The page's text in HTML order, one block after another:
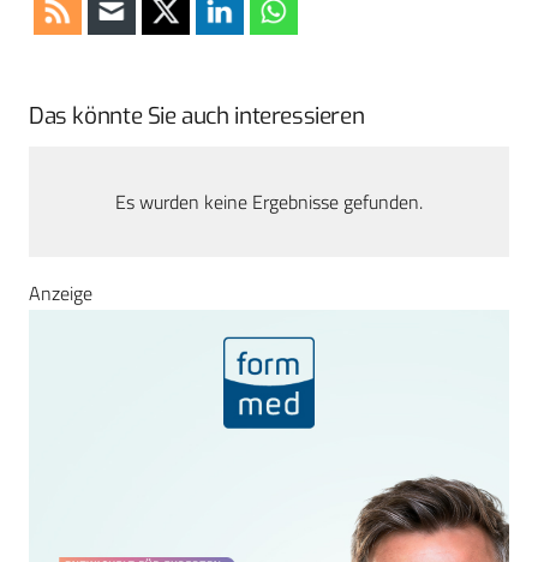
Das könnte Sie auch interessieren
Es wurden keine Ergebnisse gefunden.
Anzeige